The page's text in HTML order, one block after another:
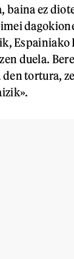
baina ez
Espainiako
duela.
tortura,